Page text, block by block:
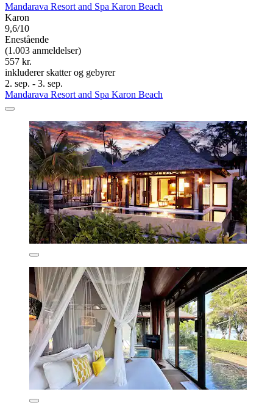
Mandarava Resort and Spa Karon Beach
Karon
9,6/10
Enestående
(1.003 anmeldelser)
557 kr.
inkluderer skatter og gebyrer
2. sep. - 3. sep.
Mandarava Resort and Spa Karon Beach